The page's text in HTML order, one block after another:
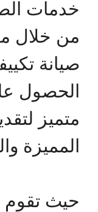
خدمات
من خلال
صيانة
الحصول
متميز
المميزة
حيث تقوم